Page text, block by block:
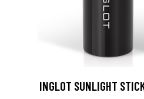
INGLOT SUNLIGHT